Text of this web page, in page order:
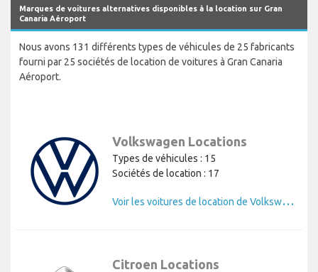
Marques de voitures alternatives disponibles à la location sur Gran
Canaria Aéroport
Nous avons 131 différents types de véhicules de 25 fabricants
fourni par 25 sociétés de location de voitures à Gran Canaria
Aéroport.
Volkswagen Locations
Types de véhicules : 15
Sociétés de location : 17
V
oir les voitures de location de Volkswagen
Citroen Locations